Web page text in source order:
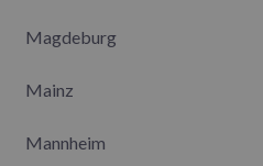
Magdeburg
Mainz
Mannheim